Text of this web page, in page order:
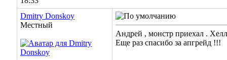
Dmitry Donskoy
Местный
Андрей , монстр приехал .
Еще раз спасибо за апгрейд !!!